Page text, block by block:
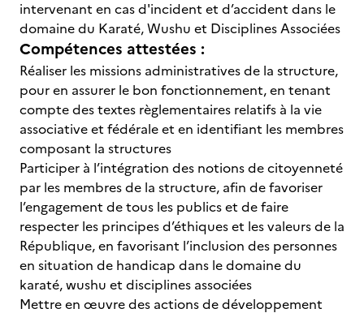
intervenant en cas d'incident et d’accident dans le
domaine du Karaté, Wushu et Disciplines Associées
Compétences attestées :
Réaliser les missions administratives de la structure,
pour en assurer le bon fonctionnement, en tenant
compte des textes règlementaires relatifs à la vie
associative et fédérale et en identifiant les membres
composant la structures
Participer à l’intégration des notions de citoyenneté
par les membres de la structure, afin de favoriser
l’engagement de tous les publics et de faire
respecter les principes d’éthiques et les valeurs de la
République, en favorisant l’inclusion des personnes
en situation de handicap dans le domaine du
karaté, wushu et disciplines associées
Mettre en œuvre des actions de développement